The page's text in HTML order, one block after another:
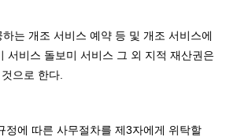
는 개조 서비스 예약 등 및 개조 서비스에
서비스 돌보미 서비스 그 외 지적 재산권은
으로 한다.
정에 따른 사무절차를 제3자에게 위탁할